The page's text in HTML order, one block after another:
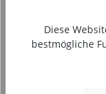
Produkt
Diese
bestmögliche